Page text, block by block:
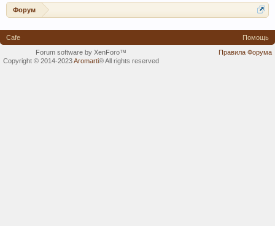
Форум
Cafe
Помощь
Правила Форума
Forum software by XenForo™
Copyright © 2014-2023Aromarti®All rights reserved